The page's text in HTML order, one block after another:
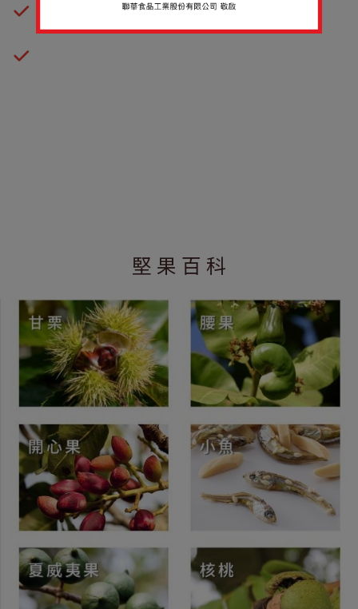
原料確認符合台灣之相關法規檢驗規定。
堅 果 百 科